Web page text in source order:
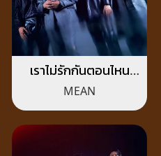
เราไม่รักกันตอนไหน
(Apart)
MEAN